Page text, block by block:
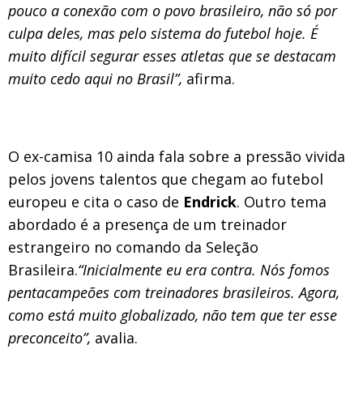
pouco a conexão com o povo brasileiro, não só por
culpa deles, mas pelo sistema do futebol hoje. É
muito difícil segurar esses atletas que se destacam
muito cedo aqui no Brasil”, afirma.
O ex-camisa 10 ainda fala sobre a pressão vivida
pelos jovens talentos que chegam ao futebol
europeu e cita o caso de Endrick. Outro tema
abordado é a presença de um treinador
estrangeiro no comando da Seleção
Brasileira.“Inicialmente eu era contra. Nós fomos
pentacampeões com treinadores brasileiros. Agora,
como está muito globalizado, não tem que ter esse
preconceito”, avalia.